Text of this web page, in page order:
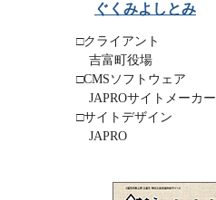
ぐくみよしとみ
□クライアント
吉富町役場
□CMSソフトウェア
JAPROサイトメーカー
□サイトデザイン
JAPRO